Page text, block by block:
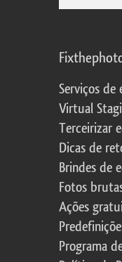
Serviços de
Virtual
Terceirizar
Dicas de
Brindes de
Fotos
Ações
Programa